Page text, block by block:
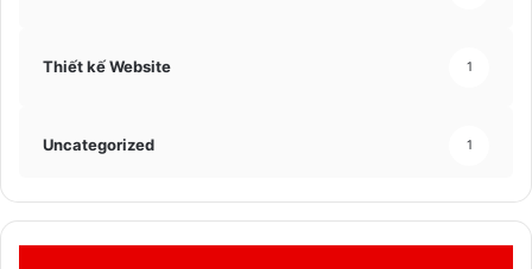
Thiết kế Website 1
Uncategorized 1